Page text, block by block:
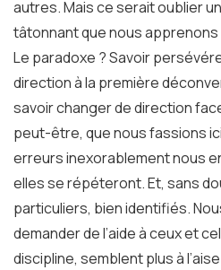
autres. Mais ce serait oublier
tâtonnant que nous apprenons
Le paradoxe ? Savoir
direction à la première
savoir changer de direction
peut-être, que nous fassions
erreurs inexorablement nous
elles se répéteront. Et, sans
particuliers, bien identifiés.
demander de l’aide à ceux et
discipline, semblent plus à